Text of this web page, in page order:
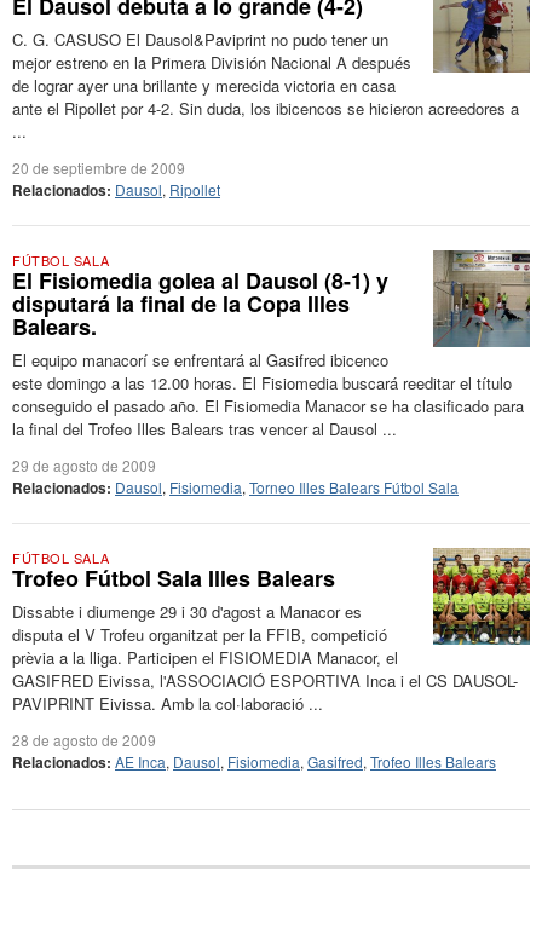
C. G. CASUSO El Dausol&Paviprint no pudo tener un
mejor estreno en la Primera División Nacional A después
de lograr ayer una brillante y merecida victoria en casa
ante el Ripollet por 4-2. Sin duda, los ibicencos se hicieron acreedores a
...
20 de septiembre de 2009
Relacionados: Dausol, Ripollet
FÚTBOL SALA
El Fisiomedia golea al Dausol (8-1) y
disputará la final de la Copa Illes
Balears.
El equipo manacorí se enfrentará al Gasifred ibicenco
este domingo a las 12.00 horas. El Fisiomedia buscará reeditar el título
conseguido el pasado año. El Fisiomedia Manacor se ha clasificado para
la final del Trofeo Illes Balears tras vencer al Dausol ...
29 de agosto de 2009
Relacionados: Dausol, Fisiomedia, Torneo Illes Balears Fútbol Sala
FÚTBOL SALA
Trofeo Fútbol Sala Illes Balears
Dissabte i diumenge 29 i 30 d'agost a Manacor es
disputa el V Trofeu organitzat per la FFIB, competició
prèvia a la lliga. Participen el FISIOMEDIA Manacor, el
GASIFRED Eivissa, l'ASSOCIACIÓ ESPORTIVA Inca i el CS DAUSOL-
PAVIPRINT Eivissa. Amb la col·laboració ...
28 de agosto de 2009
Relacionados: AE Inca, Dausol, Fisiomedia, Gasifred, Trofeo Illes Balears